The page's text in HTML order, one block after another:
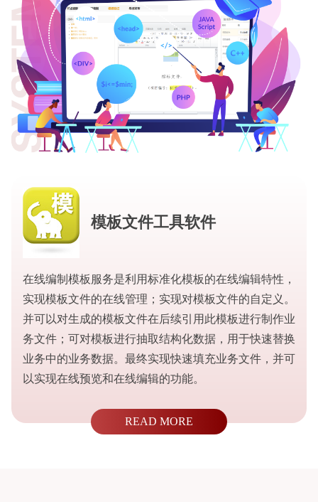
模板文件工具软件
在线编制模板服务是利用标准化模板的在线编辑特性，
实现模板文件的在线管理；实现对模板文件的自定义。
并可以对生成的模板文件在后续引用此模板进行制作业
务文件；可对模板进行抽取结构化数据，用于快速替换
业务中的业务数据。最终实现快速填充业务文件，并可
以实现在线预览和在线编辑的功能。
READ MORE